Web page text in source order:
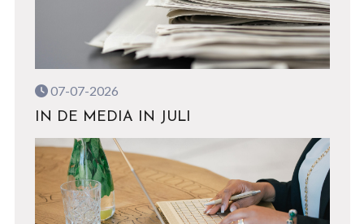
07-07-2026
IN DE MEDIA IN JULI